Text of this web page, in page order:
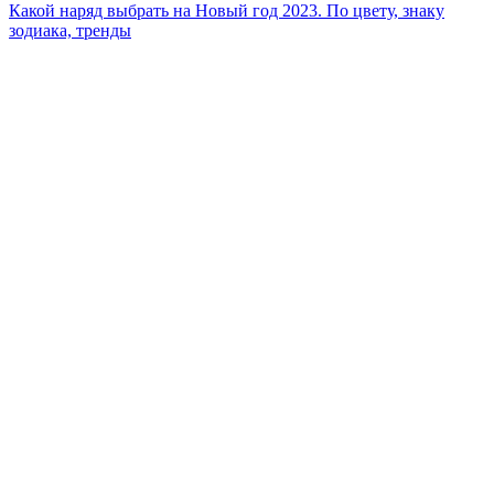
Какой наряд выбрать на Новый год 2023. По цвету, знаку
зодиака, тренды